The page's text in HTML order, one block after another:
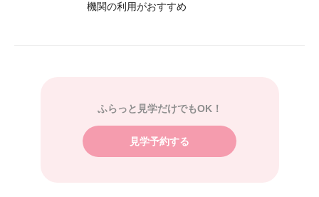
機関の利用がおすすめ
ふらっと見学だけでもOK！
見学予約する